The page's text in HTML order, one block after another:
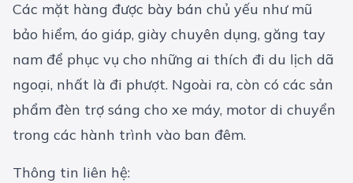
Các mặt hàng được bày bán chủ yếu như mũ
bảo hiểm, áo giáp, giày chuyên dụng, găng tay
nam để phục vụ cho những ai thích đi du lịch dã
ngoại, nhất là đi phượt. Ngoài ra, còn có các sản
phẩm đèn trợ sáng cho xe máy, motor di chuyển
trong các hành trình vào ban đêm.
Thông tin liên hệ: